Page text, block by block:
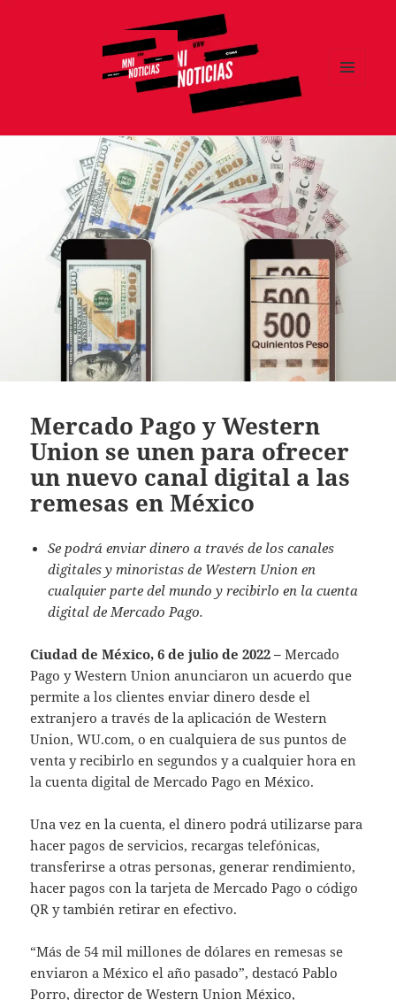
Mercado Pago y Western
Union se unen para ofrecer
un nuevo canal digital a las
remesas en México
Se podrá enviar dinero a través de los canales
digitales y minoristas de Western Union en
cualquier parte del mundo y recibirlo en la cuenta
digital de Mercado Pago.
Ciudad de México, 6 de julio de 2022 – Mercado
Pago y Western Union anunciaron un acuerdo que
permite a los clientes enviar dinero desde el
extranjero a través de la aplicación de Western
Union, WU.com, o en cualquiera de sus puntos de
venta y recibirlo en segundos y a cualquier hora en
la cuenta digital de Mercado Pago en México.
Una vez en la cuenta, el dinero podrá utilizarse para
hacer pagos de servicios, recargas telefónicas,
transferirse a otras personas, generar rendimiento,
hacer pagos con la tarjeta de Mercado Pago o código
QR y también retirar en efectivo.
“Más de 54 mil millones de dólares en remesas se
enviaron a México el año pasado”, destacó Pablo
Porro, director de Western Union México,